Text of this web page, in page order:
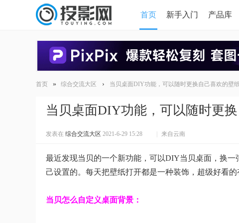
首页 新手入门 产品库
首页 » 综合交流大区 › 当贝桌面DIY功能，可以随时更换自己喜欢的壁
当贝桌面DIY功能，可以随时更
发表在 综合交流大区 2021-6-29 15:28 来自云南
最近发现当贝的一个新功能，可以DIY当贝桌面，换
己设置的。每天把壁纸打开都是一种装饰，超级好看的
当贝怎么自定义桌面背景：